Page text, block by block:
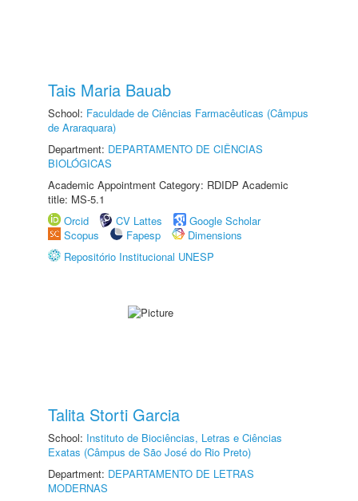
Tais Maria Bauab
School: Faculdade de Ciências Farmacêuticas (Câmpus
de Araraquara)
Department: DEPARTAMENTO DE CIÊNCIAS
BIOLÓGICAS
Academic Appointment Category: RDIDP Academic
title: MS-5.1
Orcid
CV Lattes
Google Scholar
Scopus
Fapesp
Dimensions
Repositório Institucional UNESP
Talita Storti Garcia
School: Instituto de Biociências, Letras e Ciências
Exatas (Câmpus de São José do Rio Preto)
Department: DEPARTAMENTO DE LETRAS
MODERNAS